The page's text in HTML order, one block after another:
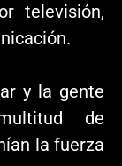
televisión,
y la gente
de
la fuerza